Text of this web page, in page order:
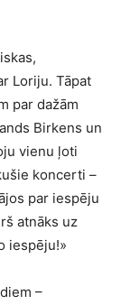
Loriju. Tāpat
par dažām
Birkens un
vienu ļoti
koncerti –
par iespēju
atnāks uz
iespēju!»
–